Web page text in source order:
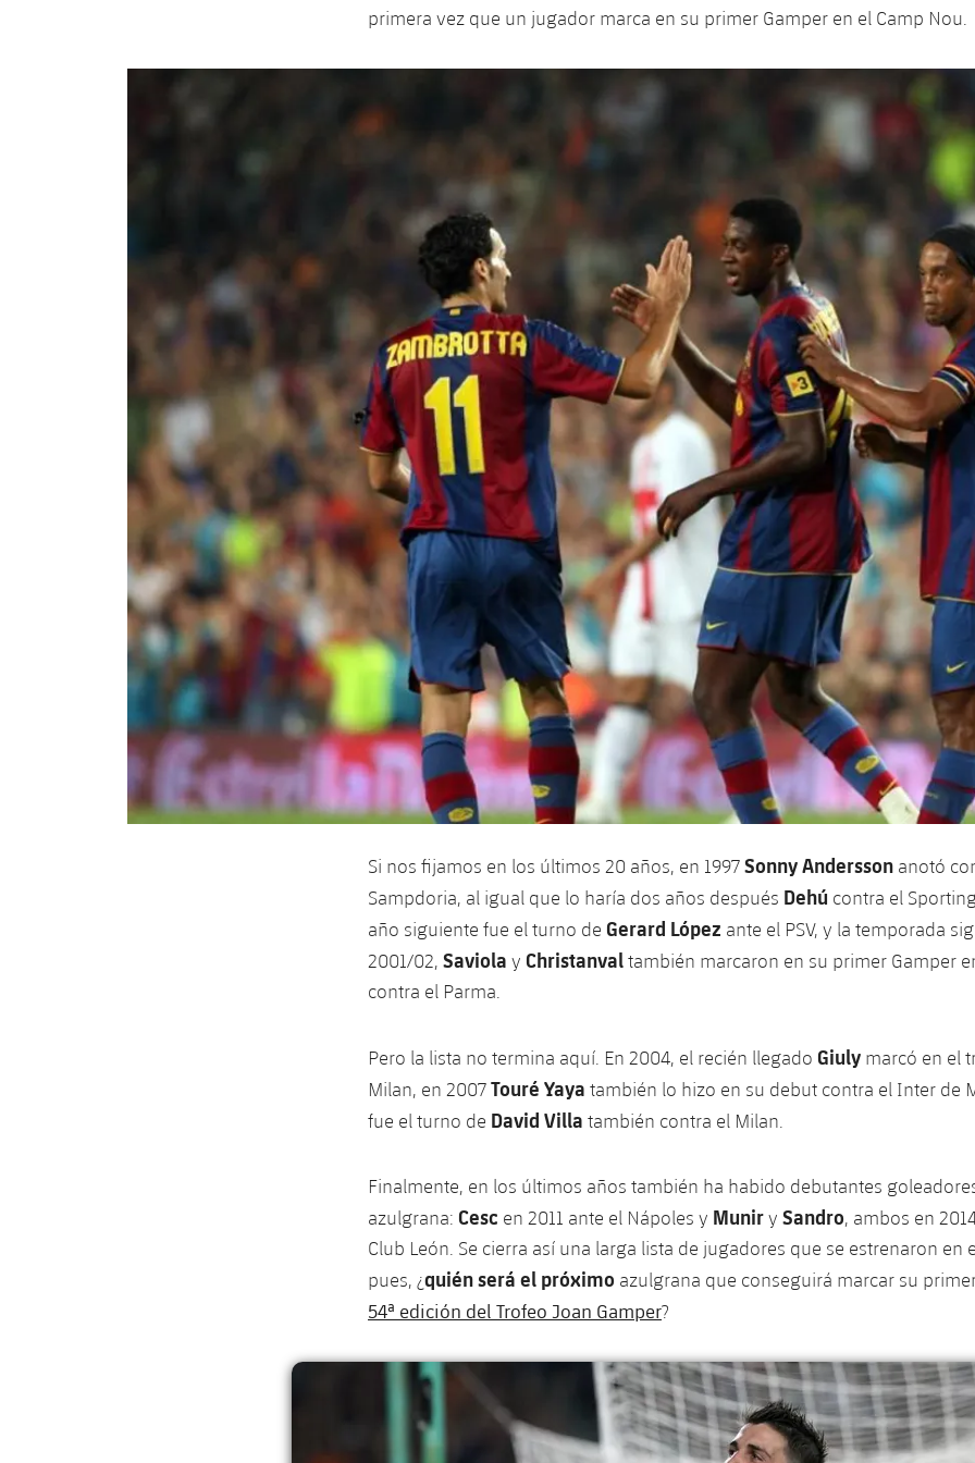
primera vez que un jugador marca en su primer Gamper en el Camp Nou.
Si nos fijamos en los últimos 20 años, en 1997Sonny Andersson anotó
Sampdoria, al igual que lo haría dos años después Dehú contra el
año siguiente fue el turno de Gerard López ante el PSV, y la temporada
2001/02, Saviola y Christanvaltambién marcaron en su primer Gamper
contra el Parma.
Pero la lista no termina aquí. En 2004, el recién llegado Giuly marcó en el
Milan, en 2007Touré Yaya también lo hizo en su debut contra el Inter de
fue el turno de David Villa también contra el Milan.
Finalmente, en los últimos años también ha habido debutantes
azulgrana: Cesc en 2011 ante el Nápoles y Muniry Sandro, ambos en
Club León. Se cierra así una larga lista de jugadores que se estrenaron en
pues, ¿quién será el próximo azulgrana que conseguirá marcar su
54ª edición del Trofeo Joan Gamper?